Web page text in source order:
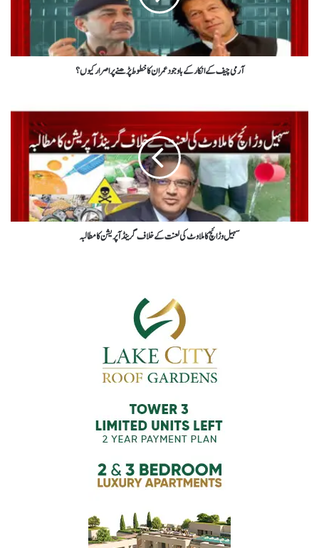
آرمی چیف کے انکار کے باوجود عمران کا خطوط پڑھنے پر اصرار کیوں ؟
سہیل وڑائچ کا ملاوٹ کی لعنت کے خلاف گرینڈ آپریشن کا مطالبہ